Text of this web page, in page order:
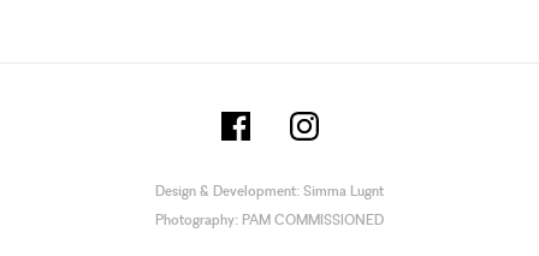
Design & Development: Simma Lugnt
Photography: PAM COMMISSIONED